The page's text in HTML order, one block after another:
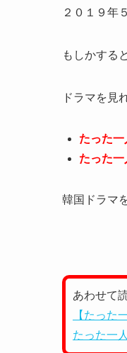
２０１９年
もしかする
ドラマを見
たった
たった
韓国ドラマ
あわせて
【たった
たった一